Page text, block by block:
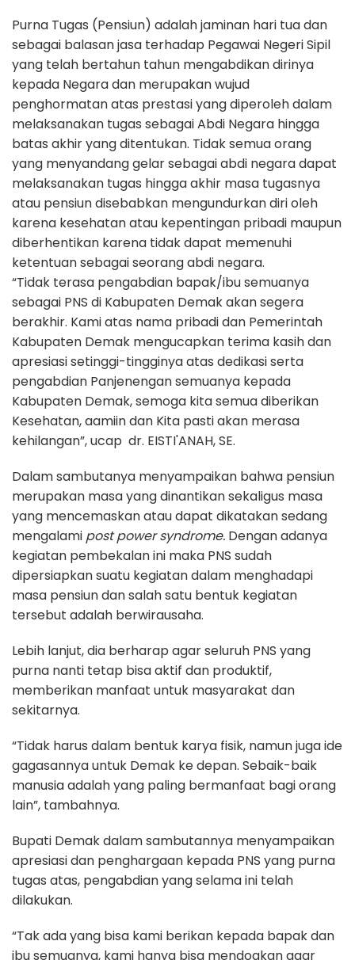
Purna Tugas (Pensiun) adalah jaminan hari tua dan
sebagai balasan jasa terhadap Pegawai Negeri Sipil
yang telah bertahun tahun mengabdikan dirinya
kepada Negara dan merupakan wujud
penghormatan atas prestasi yang diperoleh dalam
melaksanakan tugas sebagai Abdi Negara hingga
batas akhir yang ditentukan. Tidak semua orang
yang menyandang gelar sebagai abdi negara dapat
melaksanakan tugas hingga akhir masa tugasnya
atau pensiun disebabkan mengundurkan diri oleh
karena kesehatan atau kepentingan pribadi maupun
diberhentikan karena tidak dapat memenuhi
ketentuan sebagai seorang abdi negara.
“Tidak terasa pengabdian bapak/ibu semuanya
sebagai PNS di Kabupaten Demak akan segera
berakhir. Kami atas nama pribadi dan Pemerintah
Kabupaten Demak mengucapkan terima kasih dan
apresiasi setinggi-tingginya atas dedikasi serta
pengabdian Panjenengan semuanya kepada
Kabupaten Demak, semoga kita semua diberikan
Kesehatan, aamiin dan Kita pasti akan merasa
kehilangan”, ucap dr. EISTI'ANAH, SE.
Dalam sambutanya menyampaikan bahwa pensiun
merupakan masa yang dinantikan sekaligus masa
yang mencemaskan atau dapat dikatakan sedang
mengalami post power syndrome. Dengan adanya
kegiatan pembekalan ini maka PNS sudah
dipersiapkan suatu kegiatan dalam menghadapi
masa pensiun dan salah satu bentuk kegiatan
tersebut adalah berwirausaha.
Lebih lanjut, dia berharap agar seluruh PNS yang
purna nanti tetap bisa aktif dan produktif,
memberikan manfaat untuk masyarakat dan
sekitarnya.
“Tidak harus dalam bentuk karya fisik, namun juga ide
gagasannya untuk Demak ke depan. Sebaik-baik
manusia adalah yang paling bermanfaat bagi orang
lain”, tambahnya.
Bupati Demak dalam sambutannya menyampaikan
apresiasi dan penghargaan kepada PNS yang purna
tugas atas, pengabdian yang selama ini telah
dilakukan.
“Tak ada yang bisa kami berikan kepada bapak dan
ibu semuanya, kami hanya bisa mendoakan agar